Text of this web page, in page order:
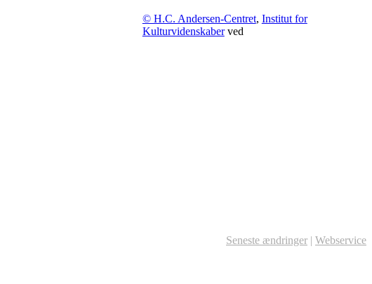
© H.C. Andersen-Centret, Institut for
Kulturvidenskaberved
Seneste ændringer | Webservice